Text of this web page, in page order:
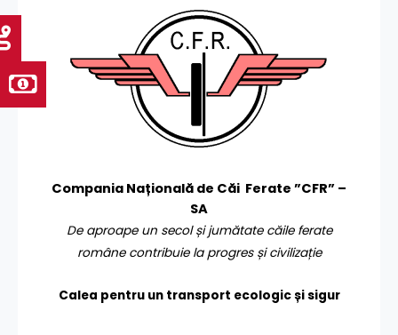
Compania Națională de Căi Ferate ”CFR” –
SA
De aproape un secol și jumătate căile ferate
române contribuie la progres și civilizație
Calea pentru un transport ecologic și sigur